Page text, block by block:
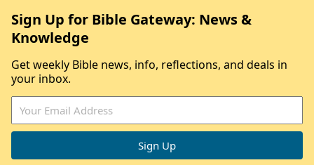
Sign Up for Bible Gateway: News &
Knowledge
Get weekly Bible news, info, reflections, and deals in
your inbox.